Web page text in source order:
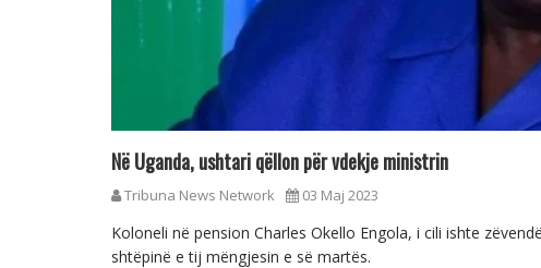
Në Uganda, ushtari qëllon për vdekje ministrin
Tribuna News Network 03 Maj 2023
Koloneli në pension Charles Okello Engola, i cili ishte
shtëpinë e tij mëngjesin e së martës.